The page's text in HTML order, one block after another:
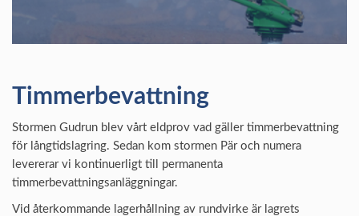
Timmerbevattning
Stormen Gudrun blev vårt eldprov vad gäller timmerbevattning
för långtidslagring. Sedan kom stormen Pär och numera
levererar vi kontinuerligt till permanenta
timmerbevattningsanläggningar.
Vid återkommande lagerhållning av rundvirke är lagrets